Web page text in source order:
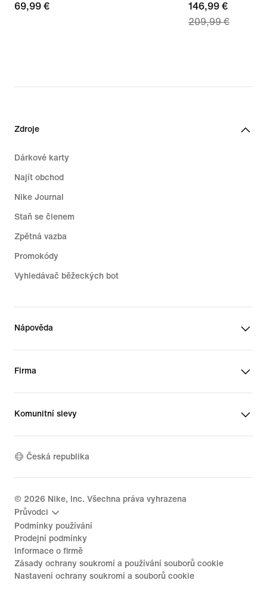
69,99 €
69,99 €
current
price
209,99 €
146,99 €
209,99 €
Zdroje
Dárkové karty
Najít obchod
Nike Journal
Staň se členem
Zpětná vazba
Promokódy
Vyhledávač běžeckých bot
Nápověda
Firma
Komunitní slevy
Česká republika
© 2026 Nike, Inc. Všechna práva vyhrazena
Průvodci
Podmínky používání
Prodejní podmínky
Informace o firmě
Zásady ochrany soukromí a používání souborů cookie
Nastavení ochrany soukromí a souborů cookie